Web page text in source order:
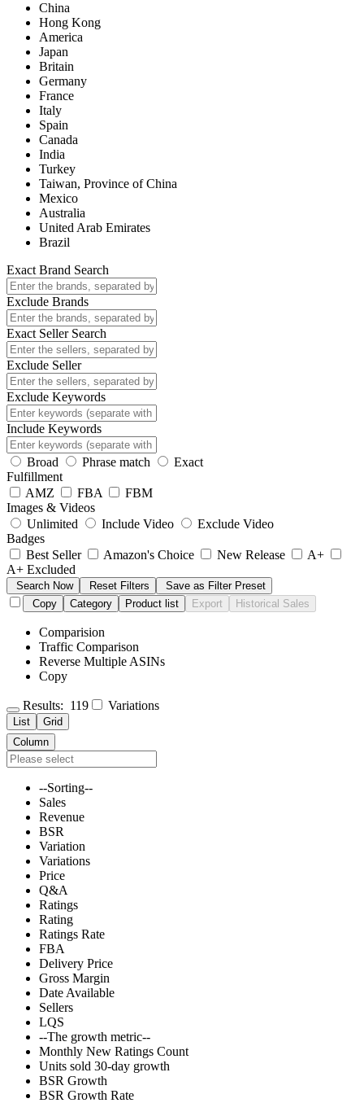
China
Hong Kong
America
Japan
Britain
Germany
France
Italy
Spain
Canada
India
Turkey
Taiwan, Province of China
Mexico
Australia
United Arab Emirates
Brazil
Exact Brand Search
Exclude Brands
Exact Seller Search
Exclude Seller
Exclude Keywords
Include Keywords
Broad Phrase match
Exact
Fulfillment
AMZ
FBA
FBM
Images & Videos
Unlimited
Include Video
Exclude Video
Badges
Best Seller
Amazon's Choice New Release
A+
A+ Excluded
Search Now Reset Filters
Save as Filter Preset
Copy
Category Product list Export Historical Sales
Comparision
Traffic Comparison
Reverse Multiple ASINs
Copy
Results: 119 Variations
List
Grid
Column
--Sorting--
Sales
Revenue
BSR
Variation
Variations
Price
Q&A
Ratings
Rating
Ratings Rate
FBA
Delivery Price
Gross Margin
Date Available
Sellers
LQS
--The growth metric--
Monthly New Ratings Count
Units sold 30-day growth
BSR Growth
BSR Growth Rate